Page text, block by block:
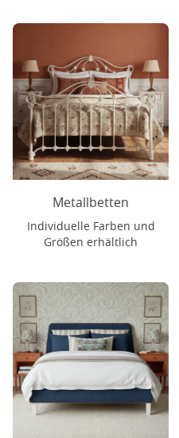
Metallbetten
Individuelle Farben und
Größen erhältlich